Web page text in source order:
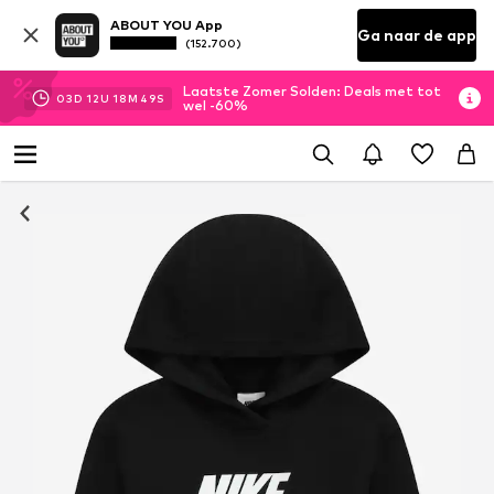
ABOUT YOU App
(152.700) Ga naar de app
03D 12U 18M 48S
Laatste Zomer Solden: Deals met tot
wel -60%